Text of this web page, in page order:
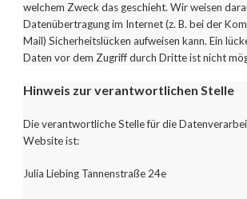
welchem Zweck das geschieht.Wir weisen
Datenübertragung im Internet (z. B. bei der
Mail) Sicherheitslücken aufweisen kann. Ein
Daten vor dem Zugriff durch Dritte ist nicht
Hinweis zur verantwortlichen Stelle
Die verantwortliche Stelle für die
Website ist:
Julia Liebing Tannenstraße 24e